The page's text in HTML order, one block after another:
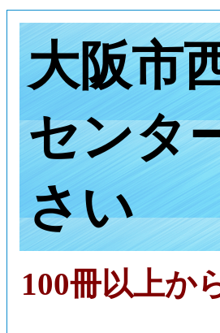
大阪市
センタ
さい
100冊以上か